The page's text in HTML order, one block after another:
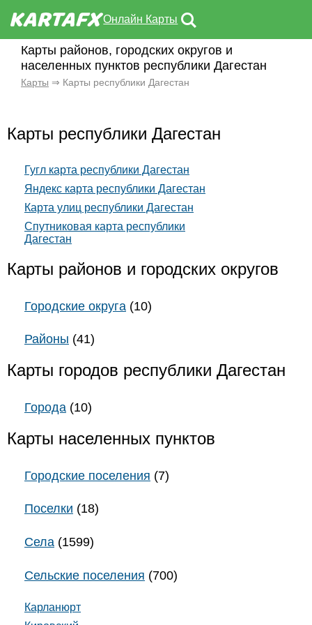
Онлайн Карты
Карты районов, городских округов и
населенных пунктов республики Дагестан
Карты ⇒ Карты республики Дагестан
Карты республики Дагестан
Гугл карта республики Дагестан
Яндекс карта республики Дагестан
Карта улиц республики Дагестан
Спутниковая карта республики
Дагестан
Карты районов и городских округов
Городские округа (10)
Районы (41)
Карты городов республики Дагестан
Города (10)
Карты населенных пунктов
Городские поселения (7)
Поселки (18)
Села (1599)
Сельские поселения (700)
Карланюрт